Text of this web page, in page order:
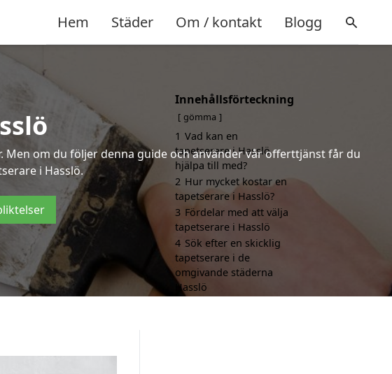
Hem Städer Om / kontakt Blogg
om du följer denna guide och använder vår offerttjänst får du
i Hasslö.
Innehållsförteckning
gömma
1 Vad kan en
tapetserare i Hasslö
hjälpa till med?
2 Hur mycket kostar en
tapetserare i Hasslö?
3 Fördelar med att välja
tapetserare i Hasslö
4 Sök efter en skicklig
tapetserare i de
omgivande städerna
Hasslö